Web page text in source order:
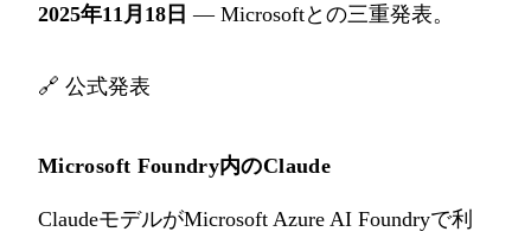
2025年11月18日 — Microsoftとの三重発表。
🔗 公式発表
Microsoft Foundry内のClaude
ClaudeモデルがMicrosoft Azure AI Foundryで利